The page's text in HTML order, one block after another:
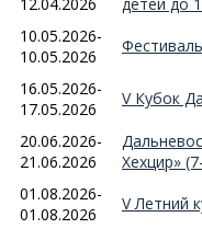
10.05.2026-
10.05.2026
16.05.2026-
17.05.2026
V Кубок
20.06.2026-
21.06.2026
Хехцир»
01.08.2026-
01.08.2026
V Летний